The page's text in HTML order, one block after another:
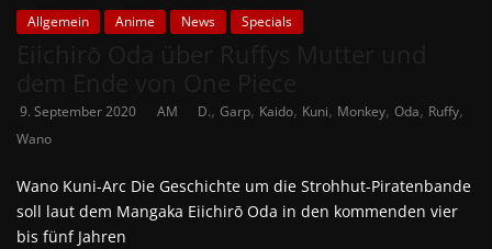
Allgemein Anime News Specials
9. September 2020 AM D., Garp, Kaido, Kuni, Monkey, Oda, Ruffy,
Wano
Wano Kuni-Arc Die Geschichte um die Strohhut-Piratenbande
soll laut dem Mangaka Eiichirō Oda in den kommenden vier
bis fünf Jahren